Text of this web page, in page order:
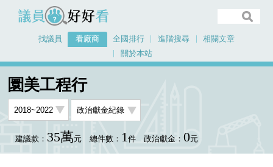
議員好好看
找議員 看廠商 全國排行 進階搜尋
相關文章
關於本站
看廠商
圜美工程行
建議款： 35萬元 總件數： 1件 政治獻金： 0元